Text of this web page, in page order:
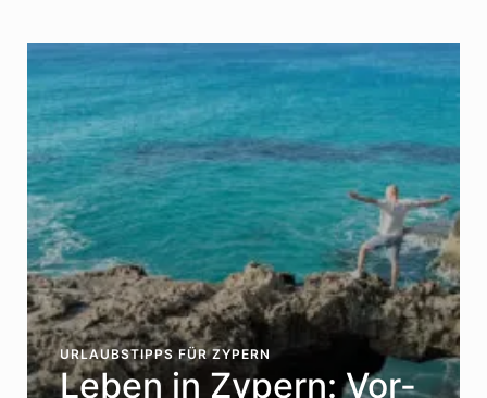
URLAUBSTIPPS FÜR ZYPERN
Leben in Zypern: Vor-